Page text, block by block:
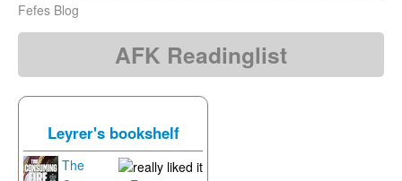
Fefes Blog
AFK Readinglist
Leyrer's bookshelf
The